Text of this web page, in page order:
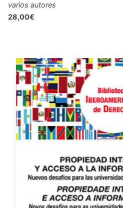
varios autores
28,00€